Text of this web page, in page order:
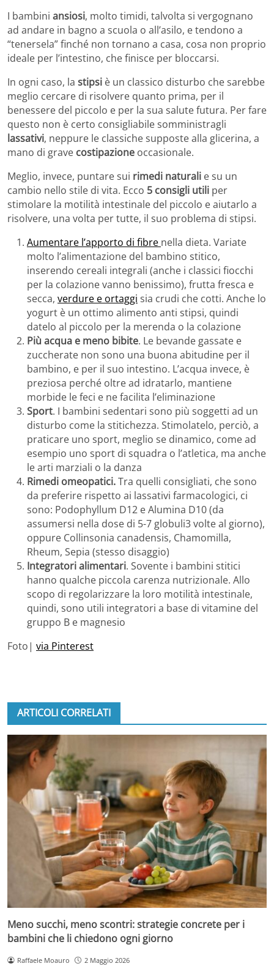
I bambini ansiosi, molto timidi, talvolta si vergognano
ad andare in bagno a scuola o all’asilo, e tendono a
“tenersela” finché non tornano a casa, cosa non proprio
ideale per l’intestino, che finisce per bloccarsi.
In ogni caso, la stipsi è un classico disturbo che sarebbe
meglio cercare di risolvere quanto prima, per il
benessere del piccolo e per la sua salute futura. Per fare
questo non è certo consigliabile somministragli
lassativi, neppure le classiche supposte alla glicerina, a
mano di grave costipazione occasionale.
Meglio, invece, puntare sui rimedi naturali e su un
cambio nello stile di vita. Ecco 5 consigli utili per
stimolare la motilità intestinale del piccolo e aiutarlo a
risolvere, una volta per tutte, il suo problema di stipsi.
Aumentare l’apporto di fibre nella dieta. Variate
molto l’alimentazione del bambino stitico,
inserendo cereali integrali (anche i classici fiocchi
per la colazione vanno benissimo), frutta fresca e
secca, verdure e ortaggi sia crudi che cotti. Anche lo
yogurt è un ottimo alimento anti stipsi, quindi
datelo al piccolo per la merenda o la colazione
Più acqua e meno bibite. Le bevande gassate e
zuccherate non sono una buona abitudine per il
bambino, e per il suo intestino. L’acqua invece, è
preziosa perché oltre ad idratarlo, mantiene
morbide le feci e ne facilita l’eliminazione
Sport. I bambini sedentari sono più soggetti ad un
disturbo come la stitichezza. Stimolatelo, perciò, a
praticare uno sport, meglio se dinamico, come ad
esempio uno sport di squadra o l’atletica, ma anche
le arti marziali o la danza
Rimedi omeopatici.Tra quelli consigliati, che sono
da preferire rispetto ai lassativi farmacologici, ci
sono: Podophyllum D12 e Alumina D10 (da
assumersi nella dose di 5-7 globuli3 volte al giorno),
oppure Collinsonia canadensis, Chamomilla,
Rheum, Sepia (stesso disaggio)
Integratori alimentari. Sovente i bambini stitici
hanno qualche piccola carenza nutrizionale. Allo
scopo di regolarizzare la loro motilità intestinale,
quindi, sono utili integratori a base di vitamine del
gruppo B e magnesio
Foto| via Pinterest
ARTICOLI CORRELATI
Meno succhi, meno scontri: strategie concrete per i
bambini che li chiedono ogni giorno
Raffaele Moauro 2 Maggio 2026